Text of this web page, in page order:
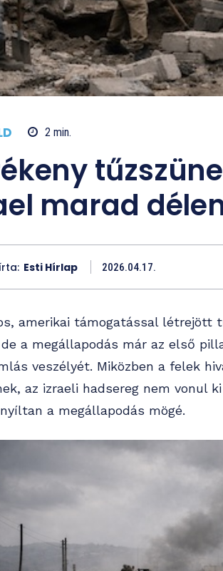
2 min.
marad
Esti Hírlap 2026.04.17.
amerikai támogatással létrejött
a megállapodás már az első
veszélyét. Miközben a felek
az izraeli hadsereg nem vonul
a megállapodás mögé.